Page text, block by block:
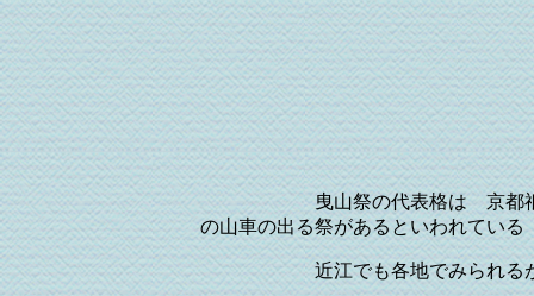
山車の
曳山祭の代表格は 京
の山車の出る祭があるといわれている
近江でも各地でみられ